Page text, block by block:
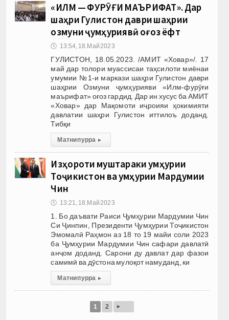
«ИЛМ — ФУРӮҒИ МАЪРИФАТ». Дар
шаҳри Гулистон даври шаҳрии
озмуни ҷумҳуриявӣ оғоз ёфт
🕔 13:54, 18.Май 2023
ГУЛИСТОН, 18.05.2023. /АМИТ «Ховар»/. 17
май дар толори муассисаи таҳсилоти миёнаи
умумии №1-и маркази шаҳри Гулистон даври
шаҳрии Озмуни ҷумҳурияви «Илм-фурӯғи
маърифат» оғоз гардид. Дар ин хусус ба АМИТ
«Ховар» дар Мақомоти иҷроияи ҳокимияти
давлатии шаҳри Гулистон иттилоъ доданд.
Тибқи
Матни пурра ▸
Изҳороти муштараки Ҷумҳурии
Тоҷикистон ва Ҷумҳурии Мардумии
Чин
🕔 13:21, 18.Май 2023
1. Бо даъвати Раиси Ҷумҳурии Мардумии Чин
Си Ҷинпин, Президенти Ҷумҳурии Тоҷикистон
Эмомалӣ Раҳмон аз 18 то 19 майи соли 2023
ба Ҷумҳурии Мардумии Чин сафари давлатӣ
анҷом доданд. Сарони ду давлат дар фазои
самимӣ ва дӯстона мулоқот намуданд, ки
Матни пурра ▸
1 2 ▸